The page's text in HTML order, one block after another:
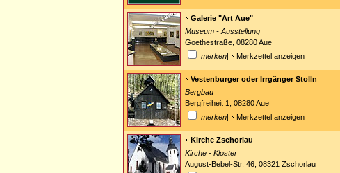
Galerie "Art Aue"
Museum - Ausstellung
Goethestraße, 08280 Aue
merken| Merkzettel anzeigen
Vestenburger oder Irrgänger Stolln
Bergbau
Bergfreiheit 1, 08280 Aue
merken| Merkzettel anzeigen
Kirche Zschorlau
Kirche - Kloster
August-Bebel-Str. 46, 08321 Zschorlau